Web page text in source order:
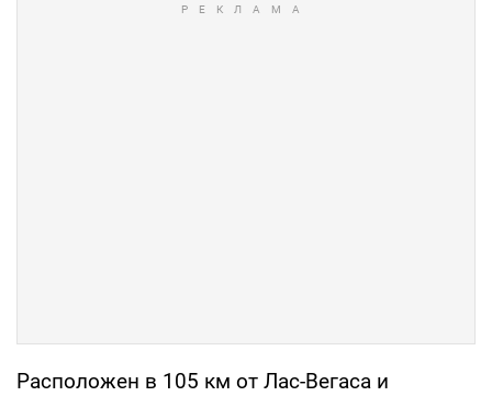
Расположен в 105 км от Лас-Вегаса и